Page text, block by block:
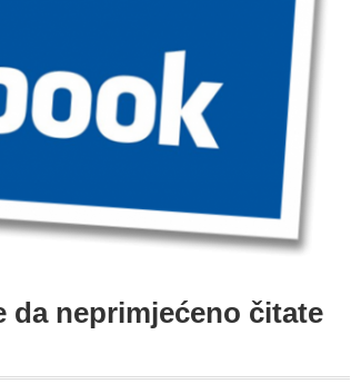
da neprimjećeno čitate